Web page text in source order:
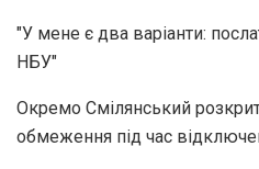
"У мене є два варіанти:
НБУ"
Окремо Смілянський
обмеження під час